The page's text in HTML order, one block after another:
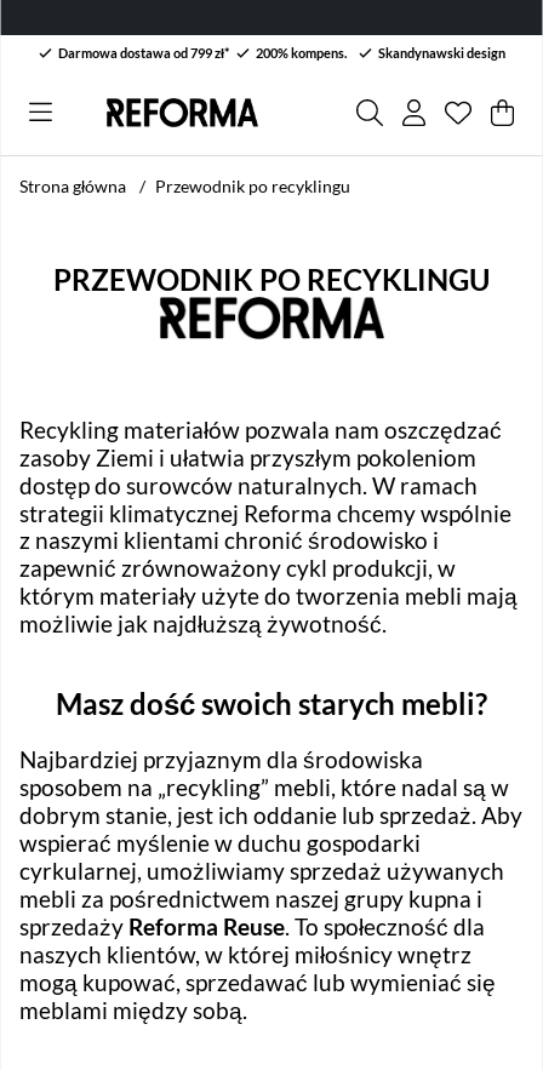
Darmowa dostawa od 799 zł* 200% kompens. Skandynawski design
Lista
Liczba w
. .
Strona główna Przewodnik po recyklingu
PRZEWODNIK PO RECYKLINGU
Recykling materiałów pozwala nam oszczędzać
zasoby Ziemi i ułatwia przyszłym pokoleniom
dostęp do surowców naturalnych. W ramach
strategii klimatycznej Reforma chcemy wspólnie
z naszymi klientami chronić środowisko i
zapewnić zrównoważony cykl produkcji, w
którym materiały użyte do tworzenia mebli mają
możliwie jak najdłuższą żywotność.
Masz dość swoich starych mebli?
Najbardziej przyjaznym dla środowiska
sposobem na „recykling” mebli, które nadal są w
dobrym stanie, jest ich oddanie lub sprzedaż. Aby
wspierać myślenie w duchu gospodarki
cyrkularnej, umożliwiamy sprzedaż używanych
mebli za pośrednictwem naszej grupy kupna i
sprzedaży Reforma Reuse. To społeczność dla
naszych klientów, w której miłośnicy wnętrz
mogą kupować, sprzedawać lub wymieniać się
meblami między sobą.